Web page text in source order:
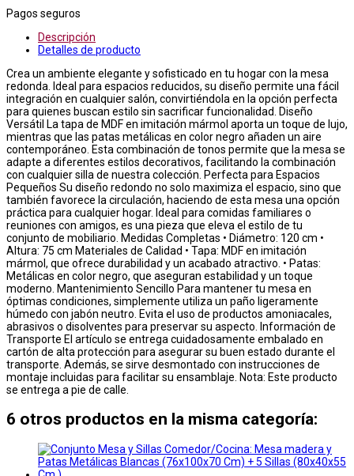
Pagos seguros
Descripción
Detalles de producto
Crea un ambiente elegante y sofisticado en tu hogar con la mesa
redonda. Ideal para espacios reducidos, su diseño permite una fácil
integración en cualquier salón, convirtiéndola en la opción perfecta
para quienes buscan estilo sin sacrificar funcionalidad. Diseño
Versátil La tapa de MDF en imitación mármol aporta un toque de lujo,
mientras que las patas metálicas en color negro añaden un aire
contemporáneo. Esta combinación de tonos permite que la mesa se
adapte a diferentes estilos decorativos, facilitando la combinación
con cualquier silla de nuestra colección. Perfecta para Espacios
Pequeños Su diseño redondo no solo maximiza el espacio, sino que
también favorece la circulación, haciendo de esta mesa una opción
práctica para cualquier hogar. Ideal para comidas familiares o
reuniones con amigos, es una pieza que eleva el estilo de tu
conjunto de mobiliario. Medidas Completas • Diámetro: 120 cm •
Altura: 75 cm Materiales de Calidad • Tapa: MDF en imitación
mármol, que ofrece durabilidad y un acabado atractivo. • Patas:
Metálicas en color negro, que aseguran estabilidad y un toque
moderno. Mantenimiento Sencillo Para mantener tu mesa en
óptimas condiciones, simplemente utiliza un paño ligeramente
húmedo con jabón neutro. Evita el uso de productos amoniacales,
abrasivos o disolventes para preservar su aspecto. Información de
Transporte El artículo se entrega cuidadosamente embalado en
cartón de alta protección para asegurar su buen estado durante el
transporte. Además, se sirve desmontado con instrucciones de
montaje incluidas para facilitar su ensamblaje. Nota: Este producto
se entrega a pie de calle.
6 otros productos en la misma categoría: